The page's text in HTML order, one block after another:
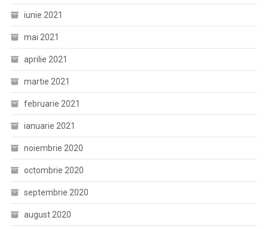
iunie 2021
mai 2021
aprilie 2021
martie 2021
februarie 2021
ianuarie 2021
noiembrie 2020
octombrie 2020
septembrie 2020
august 2020